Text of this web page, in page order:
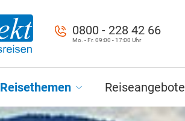
0800 - 228 42 66
Mo. - Fr. 09:00 - 17:00 Uhr
Reisethemen Reiseangebote